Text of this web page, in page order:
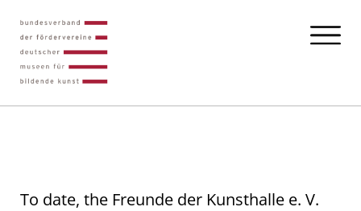
To date, the Freunde der Kunsthalle e. V.